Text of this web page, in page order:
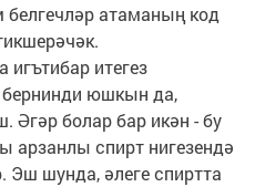
атаманың код
итегез
бернинди юшкын да,
Әгәр болар бар икән - бу
арзанлы спирт нигезендә
Эш шунда, әлеге спиртта